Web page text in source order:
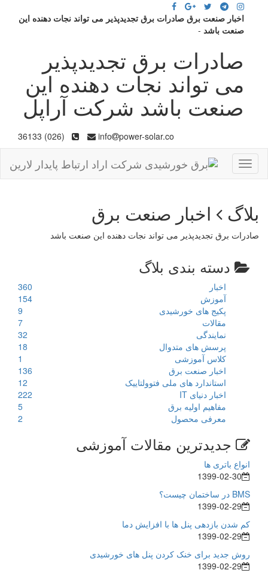
اخبار صنعت برق صادرات برق تجدیدپذیر می تواند نجات دهنده این
صنعت باشد -
صادرات برق تجدیدپذیر
می تواند نجات دهنده این
صنعت باشد شرکت آراپل
info power-solar.co
(026) 36133
Toggle
navigation
بلاگ اخبار صنعت برق
صادرات برق تجدیدپذیر می تواند نجات دهنده این صنعت باشد
دسته بندی بلاگ
اخبار
360
آموزش
154
پکیج های خورشیدی
9
مقالات
7
نمایندگی
32
پرسش های متدوال
18
کلاس آموزشی
1
اخبار صنعت برق
136
استاندارد های ملی فتوولتاییک
12
اخبار دنیای IT
222
مفاهیم اولیه برق
5
معرفی محصول
2
جدیدترین مقالات آموزشی
انواع باتری ها
1399-02-30
BMS در ساختمان چیست؟
1399-02-29
کم شدن بازدهی پنل ها با افزایش دما
1399-02-29
روش جدید برای خنک کردن پنل های خورشیدی
1399-02-29